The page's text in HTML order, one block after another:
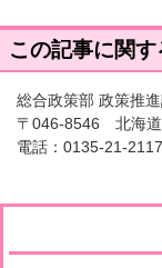
この記事に関
総合政策部 政策推
〒046-8546 北海道
電話： 0135-21-2117